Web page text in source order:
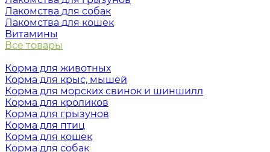
Лакомства для собак
Лакомства для кошек
Витамины
Все товары
Корма для животных
Корма для крыс, мышей
Корма для морских свинок и шиншилл
Корма для кроликов
Корма для грызунов
Корма для птиц
Корма для кошек
Корма для собак